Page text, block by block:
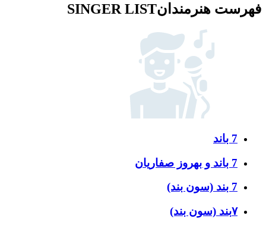
فهرست هنرمندانSINGER LIST
7 باند
7 باند و بهروز صفاریان
7 بند (سون بند)
۷بند (سون بند)